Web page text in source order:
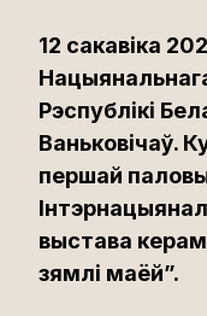
12 сакавіка
Рэспублікі
Ваньковічаў.
першай
выстава
зямлі маёй”.